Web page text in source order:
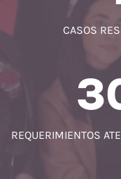
CASOS
REQUERIMIENTOS